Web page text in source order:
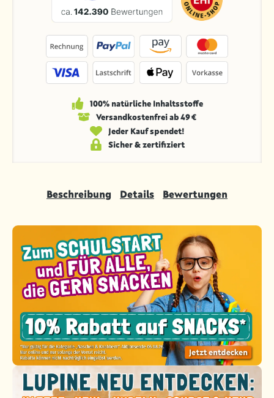
100% natürliche Inhaltsstoffe
Versandkosten­frei ab 49 €
Jeder Kauf spendet!
Sicher & zertifiziert
Beschreibung Details Bewertungen